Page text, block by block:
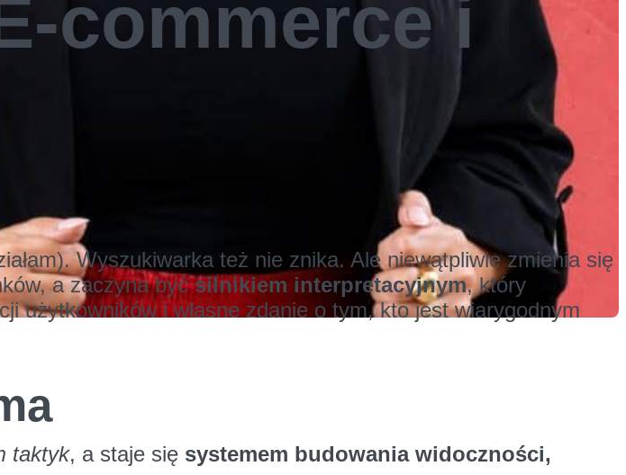
commerce i
Wyszukiwarka też nie znika. Ale niewątpliwie zmienia się
a zaczyna byćsilnikiem interpretacyjnym, który
użytkowników i własne zdanie o tym, kto jest wiarygodnym
taktyk, a staje się systemem budowania widoczności,